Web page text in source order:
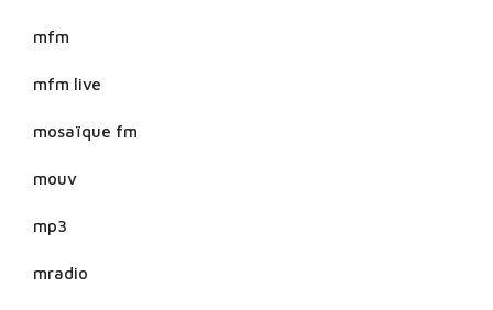
mfm
mfm live
mosaïque fm
mouv
mp3
mradio